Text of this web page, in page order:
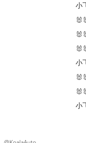
小
小
小